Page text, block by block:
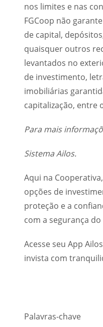
nos limites e nas
FGCoop não
de capital,
quaisquer outros
levantados no
de investimento,
imobiliárias
capitalização, entre
Para mais
Sistema Ailos.
Aqui na
opções de
proteção e a
com a segurança do
Acesse seu App
invista com
Palavras-chave